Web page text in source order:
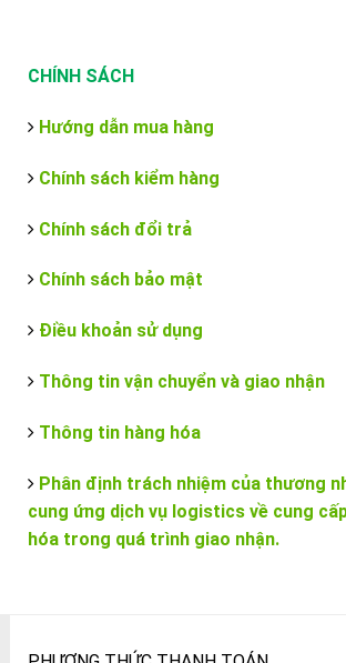
CHÍNH SÁCH
Hướng dẫn mua hàng
Chính sách kiểm hàng
Chính sách đổi trả
Chính sách bảo mật
Điều khoản sử dụng
Thông tin vận chuyển và giao nhận
Thông tin hàng hóa
Phân định trách nhiệm của thương
cung ứng dịch vụ logistics về cung
hóa trong quá trình giao nhận.